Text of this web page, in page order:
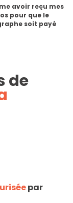
avoir reçu mes
pour que le
soit payé
de
par